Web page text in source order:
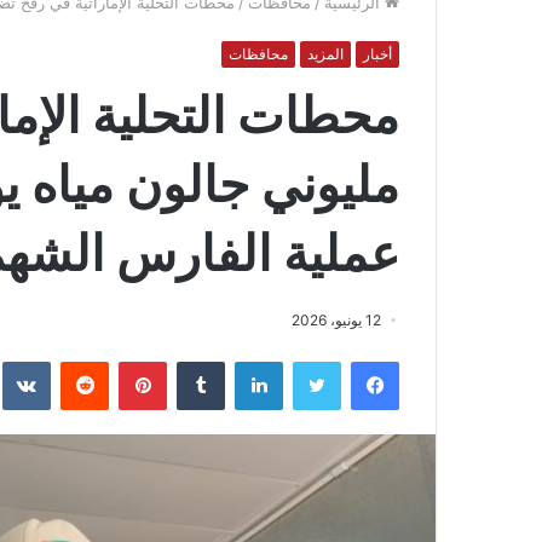
أخبار المزيد محافظات
محطات التحلية
مليوني جالون
عملية الفارس الشهم
12 يونيو، 2026
فيسبوك تويتر لينكدإن بينتيريست